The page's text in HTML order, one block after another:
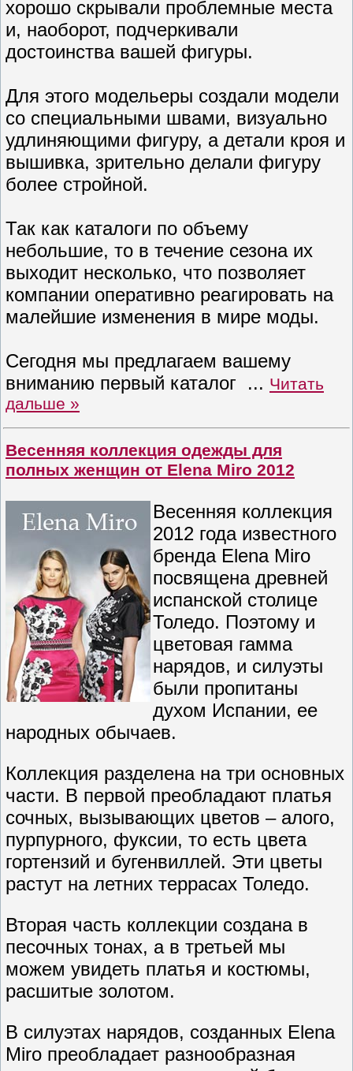
хорошо скрывали проблемные места
и, наоборот, подчеркивали
достоинства вашей фигуры.
Для этого модельеры создали модели
со специальными швами, визуально
удлиняющими фигуру, а детали кроя и
вышивка, зрительно делали фигуру
более стройной.
Так как каталоги по объему
небольшие, то в течение сезона их
выходит несколько, что позволяет
компании оперативно реагировать на
малейшие изменения в мире моды.
Сегодня мы предлагаем вашему
вниманию первый каталог
... Читать
дальше »
Весенняя коллекция одежды для
полных женщин от Elena Miro 2012
Весенняя коллекция
2012 года известного
бренда Elena Miro
посвящена древней
испанской столице
Толедо. Поэтому и
цветовая гамма
нарядов, и силуэты
были пропитаны
духом Испании, ее
народных обычаев.
Коллекция разделена на три основных
части. В первой преобладают платья
сочных, вызывающих цветов – алого,
пурпурного, фуксии, то есть цвета
гортензий и бугенвиллей. Эти цветы
растут на летних террасах Толедо.
Вторая часть коллекции создана в
песочных тонах, а в третьей мы
можем увидеть платья и костюмы,
расшитые золотом.
В силуэтах нарядов, созданных Elena
Miro преобладает разнообразная